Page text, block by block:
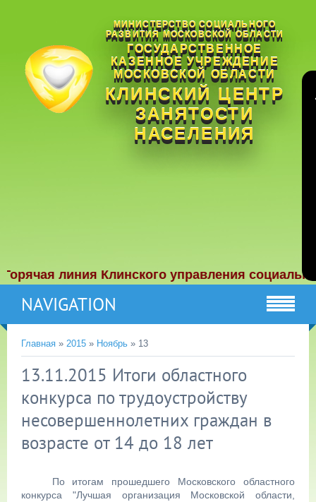
МИНИСТЕРСТВО СОЦИАЛЬНОГО
РАЗВИТИЯ МОСКОВСКОЙ ОБЛАСТИ
ГОСУДАРСТВЕННОЕ
КАЗЕННОЕ УЧРЕЖДЕНИЕ
МОСКОВСКОЙ ОБЛАСТИ
КЛИНСКИЙ ЦЕНТР
ЗАНЯТОСТИ
НАСЕЛЕНИЯ
линия Клинского управления социальной
NAVIGATION
Главная » 2015 » Ноябрь » 13
13.11.2015 Итоги областного
конкурса по трудоустройству
несовершеннолетних граждан в
возрасте от 14 до 18 лет
По итогам прошедшего Московского областного
конкурса "Лучшая организация Московской области,